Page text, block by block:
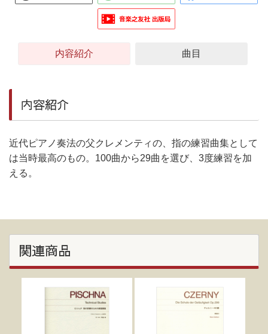
内容紹介 曲目
内容紹介
近代ピアノ奏法の父クレメンティの、指の練習曲集として
は当時最高のもの。100曲から29曲を選び、3度練習を加
える。
関連商品